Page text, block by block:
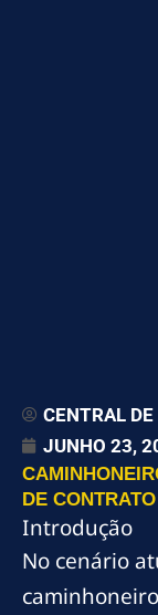
CENTRAL
JUNHO 23,
DE
Introdução
No cenário